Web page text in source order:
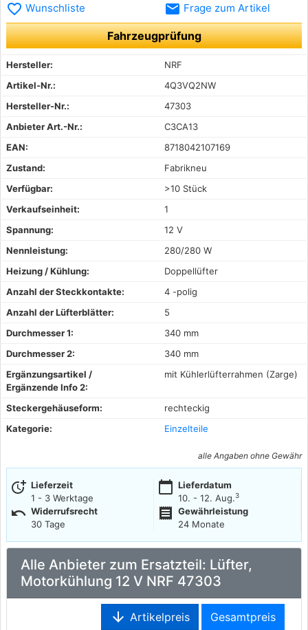
favorite_border Wunschliste email Frage zum Artikel
Fahrzeugprüfung
Hersteller:
NRF
Artikel-Nr.:
4Q3VQ2NW
Hersteller-Nr.:
47303
Anbieter Art.-Nr.:
C3CA13
EAN:
8718042107169
Zustand:
Fabrikneu
Verfügbar:
>10 Stück
Verkaufseinheit:
1
Spannung:
12 V
Nennleistung:
280/280 W
Heizung / Kühlung:
Doppellüfter
Anzahl der Steckkontakte:
4 -polig
Anzahl der Lüfterblätter:
5
Durchmesser 1:
340 mm
Durchmesser 2:
340 mm
Ergänzungsartikel /
Ergänzende Info 2:
mit Kühlerlüfterrahmen (Zarge)
Steckergehäuseform:
rechteckig
Kategorie:
Einzelteile
alle Angaben ohne Gewähr
more_time Lieferzeit
1 - 3 Werktage
calendar_today Lieferdatum
10. - 12. Aug.3
undo Widerrufsrecht
30 Tage
receipt
Gewährleistung
24 Monate
Alle Anbieter zum Ersatzteil: Lüfter,
Motorkühlung 12 V NRF 47303
arrow_downward Artikelpreis Gesamtpreis